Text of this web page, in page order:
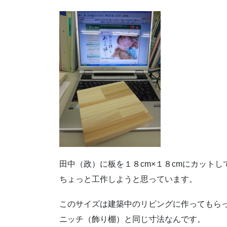
田中（政）に板を１８cm×１８cmにカットし
ちょっと工作しようと思っています。
このサイズは建築中のリビングに作ってもら
ニッチ（飾り棚）と同じ寸法なんです。